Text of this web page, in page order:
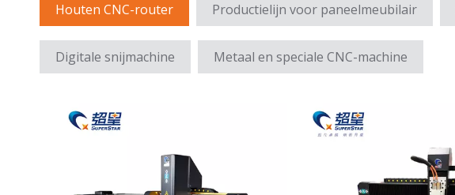
Houten CNC-router Productielijn voor paneelmeubilair
Digitale snijmachine Metaal en speciale CNC-machine